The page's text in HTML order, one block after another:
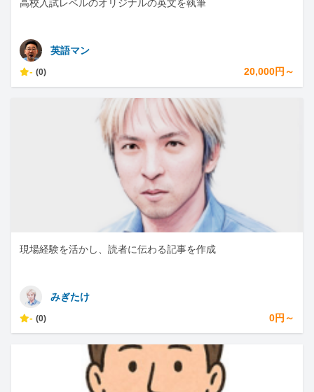
高校入試レベルのオリジナルの英文を執筆
英語マン
- (0) 20,000円～
現場経験を活かし、読者に伝わる記事を作成
みぎたけ
- (0) 0円～